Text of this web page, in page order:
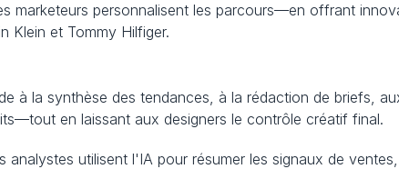
marketeurs personnalisent les parcours—en offrant
Klein et Tommy Hilfiger.
à la synthèse des tendances, à la rédaction de briefs,
en laissant aux designers le contrôle créatif final.
analystes utilisent l'IA pour résumer les signaux de